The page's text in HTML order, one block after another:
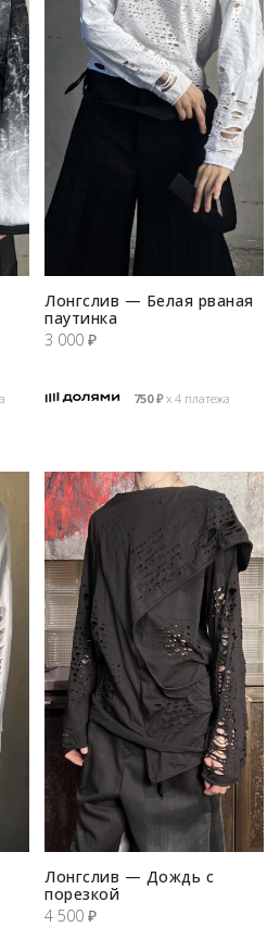
Лонгслив — Белая рваная
паутинка
3 000 ₽
750₽х 4 платежа
Лонгслив — Дождь с
порезкой
4 500 ₽